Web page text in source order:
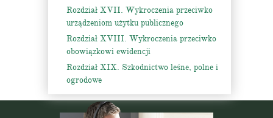
Rozdział XVII. Wykroczenia przeciwko
urządzeniom użytku publicznego
Rozdział XVIII. Wykroczenia przeciwko
obowiązkowi ewidencji
Rozdział XIX. Szkodnictwo leśne, polne i
ogrodowe